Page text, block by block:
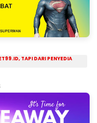
TAPI DARI PENYEDIA